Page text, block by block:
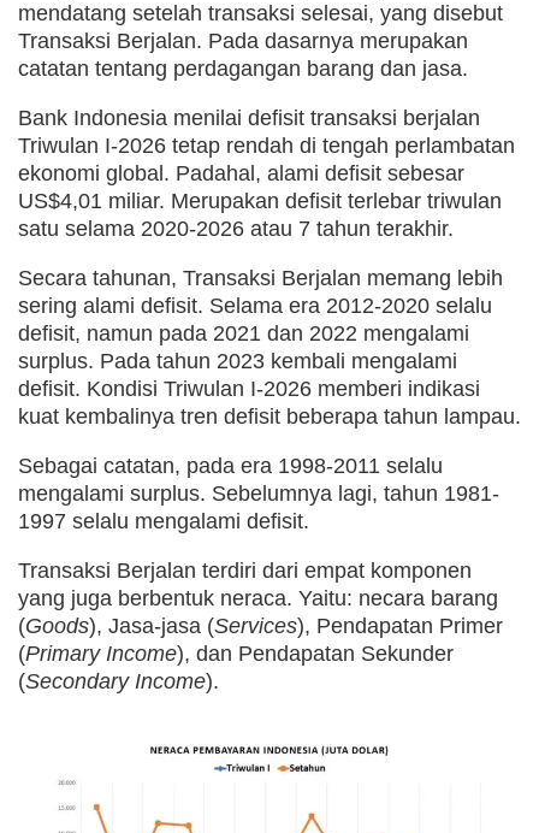
mendatang setelah transaksi selesai, yang disebut
Transaksi Berjalan. Pada dasarnya merupakan
catatan tentang perdagangan barang dan jasa.
Bank Indonesia menilai defisit transaksi berjalan
Triwulan I-2026 tetap rendah di tengah perlambatan
ekonomi global. Padahal, alami defisit sebesar
US$4,01 miliar. Merupakan defisit terlebar triwulan
satu selama 2020-2026 atau 7 tahun terakhir.
Secara tahunan, Transaksi Berjalan memang lebih
sering alami defisit. Selama era 2012-2020 selalu
defisit, namun pada 2021 dan 2022 mengalami
surplus. Pada tahun 2023 kembali mengalami
defisit. Kondisi Triwulan I-2026 memberi indikasi
kuat kembalinya tren defisit beberapa tahun lampau.
Sebagai catatan, pada era 1998-2011 selalu
mengalami surplus. Sebelumnya lagi, tahun 1981-
1997 selalu mengalami defisit.
Transaksi Berjalan terdiri dari empat komponen
yang juga berbentuk neraca. Yaitu: necara barang
(Goods), Jasa-jasa (Services), Pendapatan Primer
(Primary Income), dan Pendapatan Sekunder
(Secondary Income).